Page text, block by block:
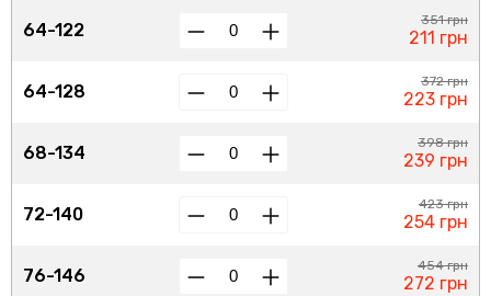
64-122
64-128
68-134
72-140
76-146
351 грн
211 грн
372 грн
223 грн
398 грн
239 грн
423 грн
254 грн
454 грн
272 грн